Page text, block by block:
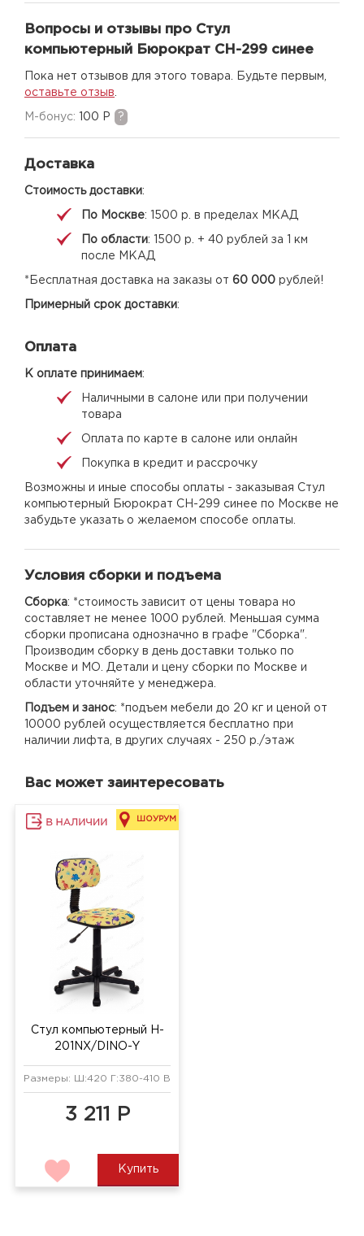
Вопросы и отзывы про Стул
компьютерный Бюрократ CH-299 синее
Пока нет отзывов для этого товара. Будьте первым,
оставьте отзыв
M-бонус: 100 Р ?
Доставка
Стоимость доставки:
По Москве: 1500 р. в пределах МКАД
По области: 1500 р. + 40 рублей за 1 км
после МКАД
*Бесплатная доставка на заказы от 60 000 рублей!
Примерный срок доставки:
Оплата
К оплате принимаем:
Наличными в салоне или при получении
товара
Оплата по карте в салоне или онлайн
Покупка в кредит и рассрочку
Возможны и иные способы оплаты - заказывая Стул
компьютерный Бюрократ CH-299 синее по Москве не
забудьте указать о желаемом способе оплаты.
Условия сборки и подъема
Сборка: *стоимость зависит от цены товара но
составляет не менее 1000 рублей. Меньшая сумма
сборки прописана однозначно в графе "Сборка".
Производим сборку в день доставки только по
Москве и МО. Детали и цену сборки по Москве и
области уточняйте у менеджера.
Подъем и занос: *подъем мебели до 20 кг и ценой от
10000 рублей осуществляется бесплатно при
наличии лифта, в других случаях - 250 р./этаж
Вас может заинтересовать
ШОУРУМ
Стул компьютерный H-
201NX/DINO-Y
Размеры: Ш:420 Г:380-410 В:740 мм
3 211 Р
Купить